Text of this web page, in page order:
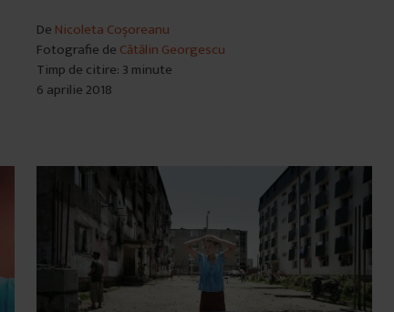
De Nicoleta Coșoreanu
Fotografie de Cătălin Georgescu
Timp de citire: 3 minute
6 aprilie 2018